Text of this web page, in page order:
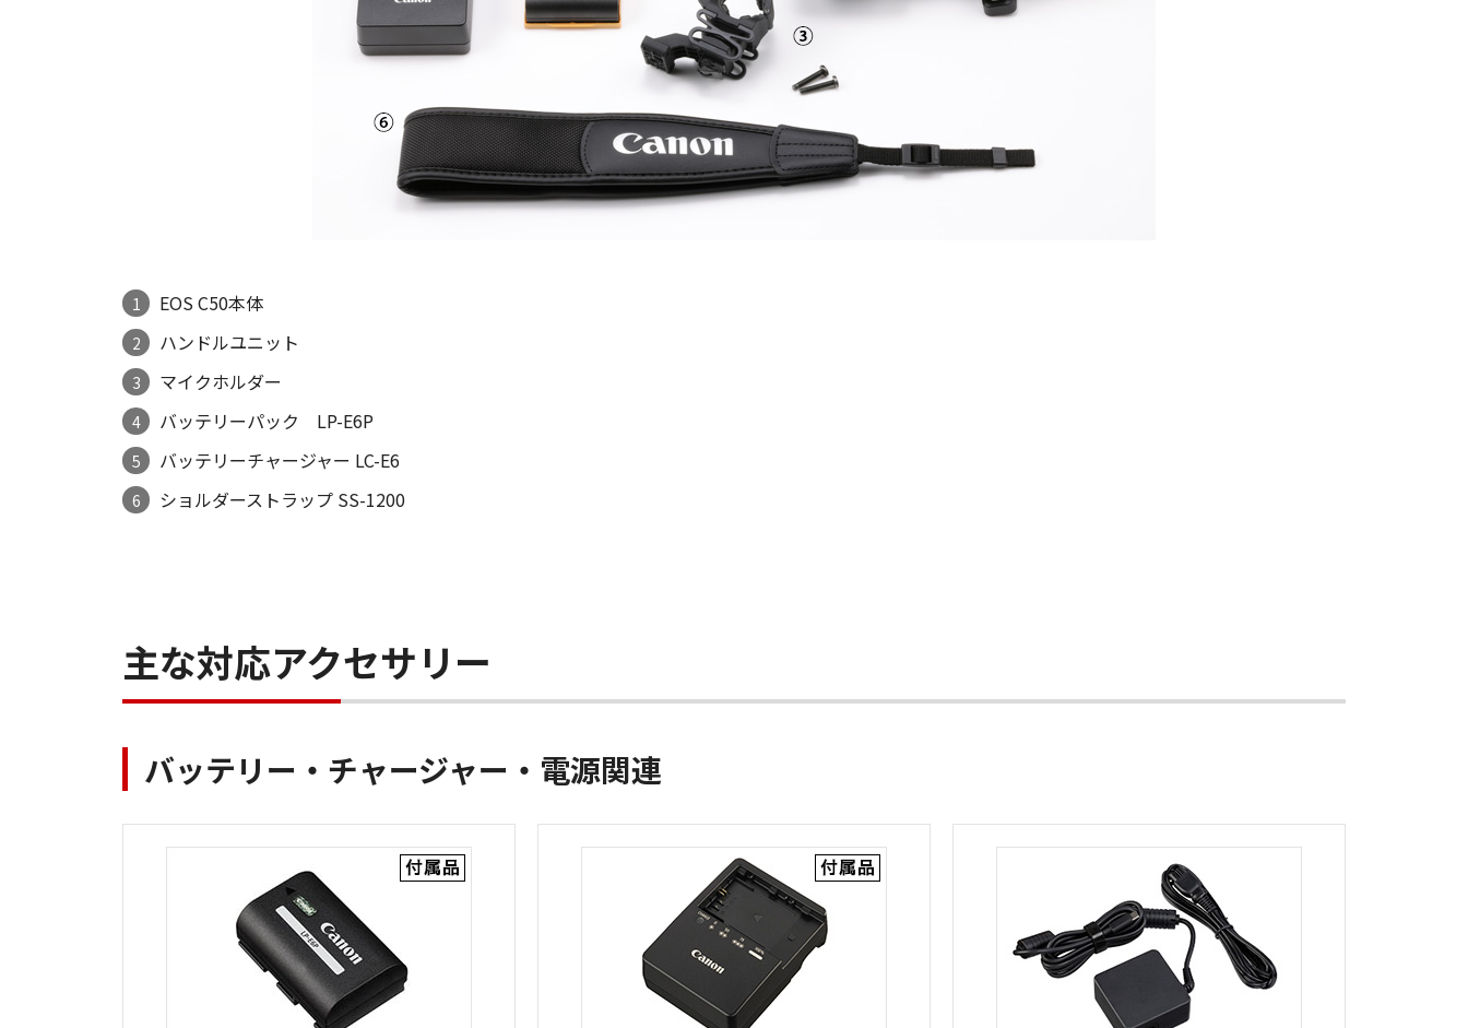
1 EOS C50本体
2 ハンドルユニット
3 マイクホルダー
4 バッテリーパック LP-E6P
5 バッテリーチャージャー LC-E6
6 ショルダーストラップ SS-1200
主な対応アクセサリー
バッテリー・チャージャー・電源関連